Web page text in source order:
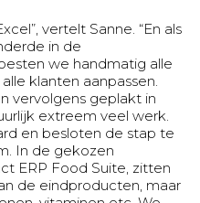
vertelt Sanne. “En als
in de
we handmatig alle
klanten aanpassen.
vervolgens geplakt in
extreem veel werk.
en besloten de stap te
In de gekozen
ERP Food Suite, zitten
de eindproducten, maar